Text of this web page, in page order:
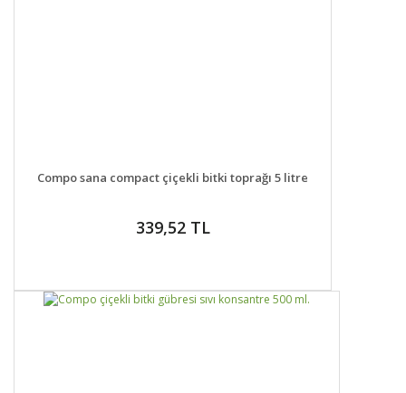
SEPETE EKLE
Compo sana compact çiçekli bitki toprağı 5 litre
339,52 TL